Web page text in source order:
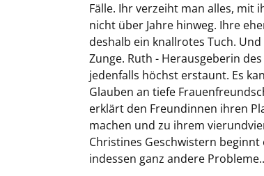
Fälle. Ihr verzeiht man alles, mit
nicht über Jahre hinweg. Ihre
deshalb ein knallrotes Tuch.
Zunge. Ruth - Herausgeberin
jedenfalls höchst erstaunt. Es
Glauben an tiefe
erklärt den Freundinnen ihren
machen und zu ihrem
Christines Geschwistern
indessen ganz andere